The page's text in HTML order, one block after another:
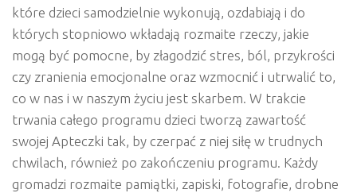
które dzieci samodzielnie wykonują, ozdabiają i do
których stopniowo wkładają rozmaite rzeczy, jakie
mogą być pomocne, by złagodzić stres, ból, przykrości
czy zranienia emocjonalne oraz wzmocnić i utrwalić to,
co w nas i w naszym życiu jest skarbem. W trakcie
trwania całego programu dzieci tworzą zawartość
swojej Apteczki tak, by czerpać z niej siłę w trudnych
chwilach, również po zakończeniu programu. Każdy
gromadzi rozmaite pamiątki, zapiski, fotografie, drobne